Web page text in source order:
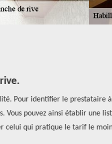
Pour identifier le prestataire à
pouvez ainsi établir une
celui qui pratique le tarif le